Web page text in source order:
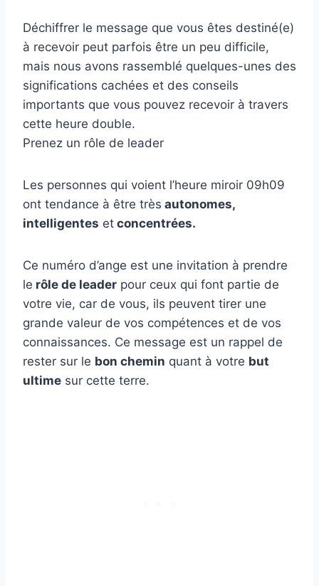
Déchiffrer le message que vous êtes destiné(e)
à recevoir peut parfois être un peu difficile,
mais nous avons rassemblé quelques-unes des
significations cachées et des conseils
importants que vous pouvez recevoir à travers
cette heure double.
Prenez un rôle de leader
Les personnes qui voient l’heure miroir 09h09
ont tendance à être très autonomes,
intelligentes et concentrées.
Ce numéro d’ange est une invitation à prendre
le rôle de leader pour ceux qui font partie de
votre vie, car de vous, ils peuvent tirer une
grande valeur de vos compétences et de vos
connaissances. Ce message est un rappel de
rester sur le bon chemin quant à votre but
ultime sur cette terre.